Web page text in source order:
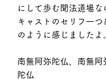
にして歩む聞法道場な
キャストのセリフ一
のように感じましたよ
南無阿弥陀仏、南無阿
陀仏